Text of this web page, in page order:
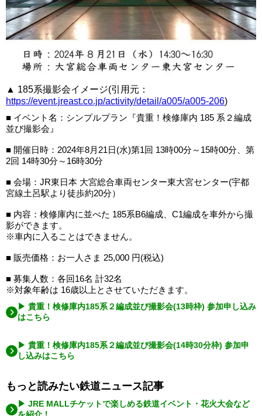
▲ 185系撮影会イメージ(引用元：
https://event.jreast.co.jp/activity/detail/a005/a005-206)
■ イベント名：シンプルプラン『貴重！検修庫内 185 系２編成
並び撮影会』
■ 開催日時：2024年8月21日(水)第1回 13時00分～15時00分、第
2回 14時30分～16時30分
■ 会場：JR東日本 大宮総合車両センター東大宮センター(宇都
宮線土呂駅より徒歩約20分）
■ 内容：検修庫内に並べた 185系B6編成、C1編成を車外から撮
影ができます。
※車内に入ることはできません。
■ 販売価格：お一人さま 25,000 円(税込)
■ 募集人数：各回16名 計32名
※対象年齢は 16歳以上とさせていただきます。
▶ 貴重！検修庫内185系２編成並び撮影会(13時枠) 参加申し込み
はこちら
▶ 貴重！検修庫内185系２編成並び撮影会(14時30分枠) 参加申
し込みはこちら
もっと読みたい鉄道ニュース記事
▶ JRE MALLチケットで楽しめる鉄道イベント・花火大会など